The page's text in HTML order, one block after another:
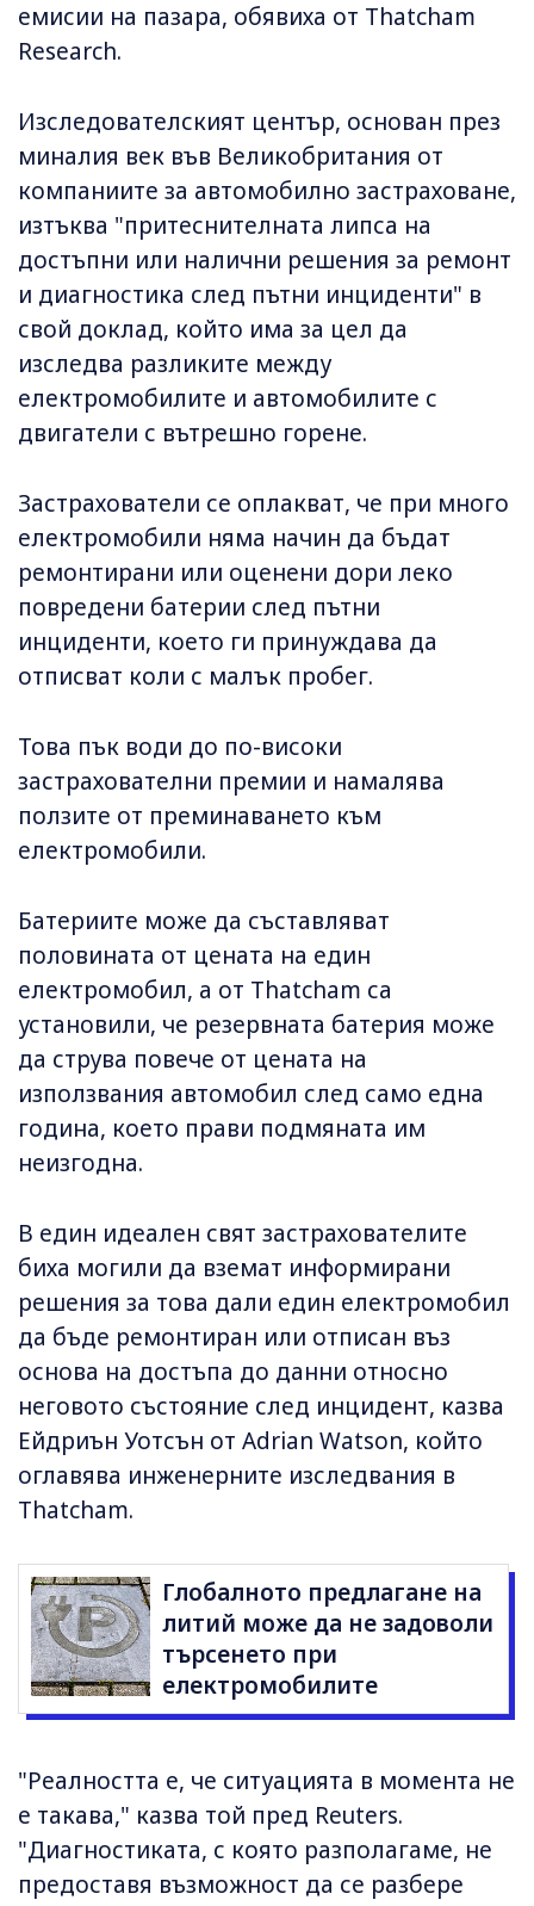
емисии на пазара, обявиха от Thatcham
Research.
Изследователският център, основан през
миналия век във Великобритания от
компаниите за автомобилно застраховане,
изтъква "притеснителната липса на
достъпни или налични решения за ремонт
и диагностика след пътни инциденти" в
свой доклад, който има за цел да
изследва разликите между
електромобилите и автомобилите с
двигатели с вътрешно горене.
Застрахователи се оплакват, че при много
електромобили няма начин да бъдат
ремонтирани или оценени дори леко
повредени батерии след пътни
инциденти, което ги принуждава да
отписват коли с малък пробег.
Това пък води до по-високи
застрахователни премии и намалява
ползите от преминаването към
електромобили.
Батериите може да съставляват
половината от цената на един
електромобил, а от Thatcham са
установили, че резервната батерия може
да струва повече от цената на
използвания автомобил след само една
година, което прави подмяната им
неизгодна.
В един идеален свят застрахователите
биха могили да вземат информирани
решения за това дали един електромобил
да бъде ремонтиран или отписан въз
основа на достъпа до данни относно
неговото състояние след инцидент, казва
Ейдриън Уотсън от Adrian Watson, който
оглавява инженерните изследвания в
Thatcham.
Глобалното предлагане на
литий може да не задоволи
търсенето при
електромобилите
"Реалността е, че ситуацията в момента не
е такава," казва той пред Reuters.
"Диагностиката, с която разполагаме, не
предоставя възможност да се разбере